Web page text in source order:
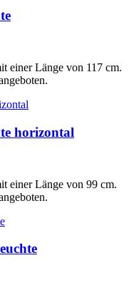
einer Länge von 117 cm.
horizontal
einer Länge von 99 cm.